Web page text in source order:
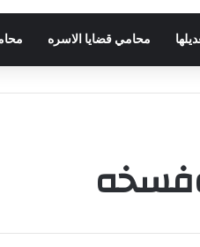
محامي قضايا الاسره